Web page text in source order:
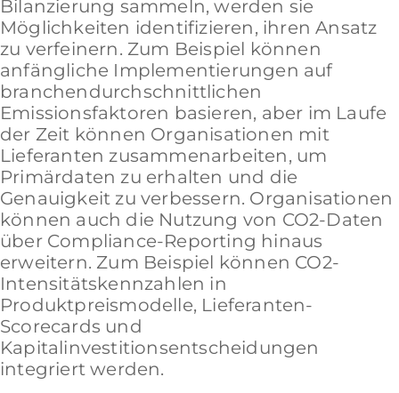
Bilanzierung sammeln, werden sie
Möglichkeiten identifizieren, ihren Ansatz
zu verfeinern. Zum Beispiel können
anfängliche Implementierungen auf
branchendurchschnittlichen
Emissionsfaktoren basieren, aber im Laufe
der Zeit können Organisationen mit
Lieferanten zusammenarbeiten, um
Primärdaten zu erhalten und die
Genauigkeit zu verbessern. Organisationen
können auch die Nutzung von CO2-Daten
über Compliance-Reporting hinaus
erweitern. Zum Beispiel können CO2-
Intensitätskennzahlen in
Produktpreismodelle, Lieferanten-
Scorecards und
Kapitalinvestitionsentscheidungen
integriert werden.